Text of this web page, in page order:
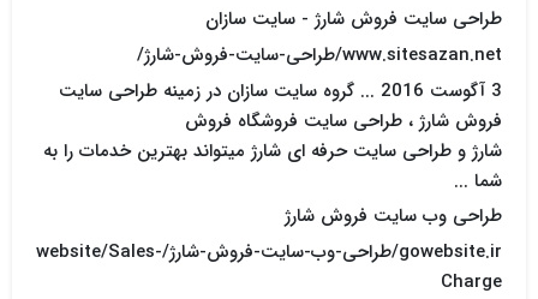
طراحی سایت فروش شارژ - سایت سازان
www.sitesazan.net/طراحی-سایت-فروش-شارژ/
3 آگوست 2016 ... گروه سایت سازان در زمینه طراحی سایت
فروش شارژ ، طراحی سایت فروشگاه فروش
شارژ و طراحی سایت حرفه ای شارژ میتواند بهترین خدمات را به
شما ...
طراحی وب سایت فروش شارژ
gowebsite.ir/طراحی-وب-سایت-فروش-شارژ/website/Sales-
Charge